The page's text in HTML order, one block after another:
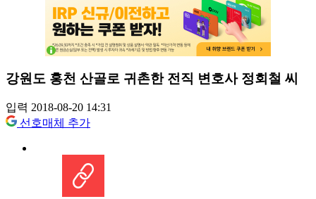
강원도 홍천 산골로 귀촌한 전직 변호사 정회철 씨
입력 2018-08-20 14:31
선호매체 추가